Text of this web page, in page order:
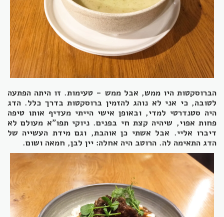
הברוסקטות היו ממש, אבל ממש - טעימות. זו היתה הפתעה
לטובה, כי אני לא נוהג להזמין ברוסקטות בדרך כלל. הדג
היה סטנדרטי למדי, ובאופן אישי הייתי מעדיף אותו טיפה
פחות אפוי, שיהיה קצת חי בפנים. ניוקי תפו"א מעולם לא
דיברו אליי. אבל אשתי כן אוהבת, וגם מידת העשייה של
הדג התאימה לה. הרוטב היה אחלה: יין לבן, חמאה ושום.